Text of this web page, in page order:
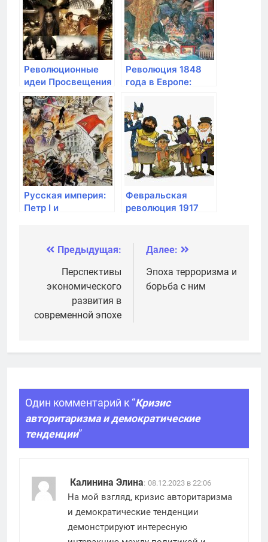
Революционные
идеи Просвещения
и их влияние на
политическую
мысль
Революция 1848
года в Европе:
либерализацию и
национальные
права
Русская империя:
Петр I и
Февральская
революция 1917
переход к
парламентской
демократии
Навигация
записям
Предыдущая:
Перспективы
экономического
развития в
современной эпохе
Далее:
Эпоха терроризма и
борьба с ним
Один комментарий к “Кризис
авторитаризма и демократические
тенденции”
Калинина Элина: 08.12.2023 в 22:06
На мой взгляд, кризис авторитаризма
и демократические тенденции
демонстрируют интересную